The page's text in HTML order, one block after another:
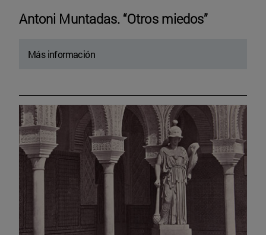
Antoni Muntadas. “Otros miedos”
Más información